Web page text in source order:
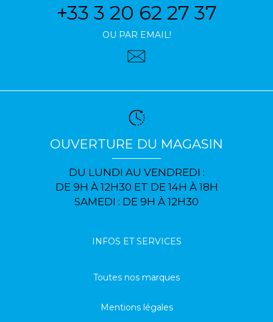
+33 3 20 62 27 37
OU PAR EMAIL!
OUVERTURE DU MAGASIN
DU LUNDI AU VENDREDI :
DE 9H À 12H30 ET DE 14H À 18H
SAMEDI : DE 9H À 12H30
INFOS ET SERVICES
Toutes nos marques
Mentions légales